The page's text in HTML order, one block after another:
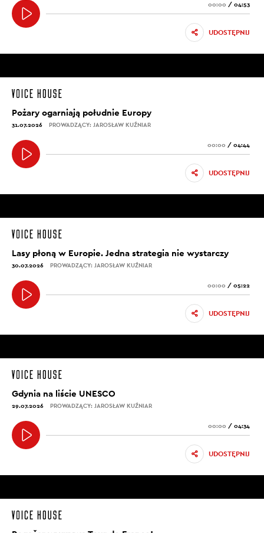
00:00 / 04:53
UDOSTĘPNIJ
Pożary ogarniają południe Europy
31.07.2026 PROWADZĄCY: JAROSŁAW KUŹNIAR
00:00 / 04:44
UDOSTĘPNIJ
Lasy płoną w Europie. Jedna strategia nie wystarczy
30.07.2026 PROWADZĄCY: JAROSŁAW KUŹNIAR
00:00 / 05:22
UDOSTĘPNIJ
Gdynia na liście UNESCO
29.07.2026 PROWADZĄCY: JAROSŁAW KUŹNIAR
00:00 / 04:34
UDOSTĘPNIJ